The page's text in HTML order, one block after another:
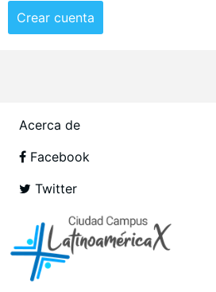
Crear cuenta
Acerca de
Facebook
Twitter